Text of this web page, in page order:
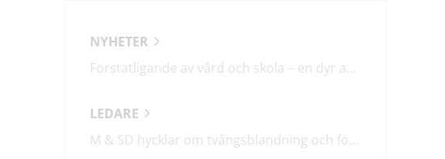
NYHETER
Förstatligande av vård och skola – en dyr affär med osäkert utfall
LEDARE
M & SD hycklar om tvångsblandning och förvärrar segregationen